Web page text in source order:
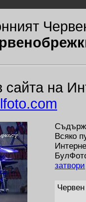
на
Всяко
затвори